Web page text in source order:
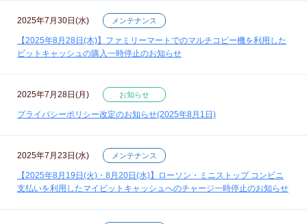
2025年7月30日(水) メンテナンス
【2025年8月28日(木)】ファミリーマートでのマルチコピー機を利用した
ビットキャッシュの購入一時停止のお知らせ
2025年7月28日(月) お知らせ
プライバシーポリシー改定のお知らせ(2025年8月1日)
2025年7月23日(水) メンテナンス
【2025年8月19日(火)・8月20日(水)】ローソン・ミニストップ コンビニ
支払いを利用したマイビットキャッシュへのチャージ一時停止のお知らせ